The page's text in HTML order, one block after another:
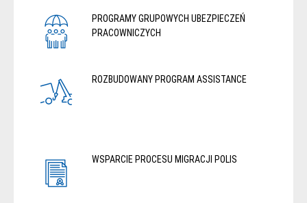
PROGRAMY GRUPOWYCH UBEZPIECZEŃ
PRACOWNICZYCH
ROZBUDOWANY PROGRAM ASSISTANCE
WSPARCIE PROCESU MIGRACJI POLIS